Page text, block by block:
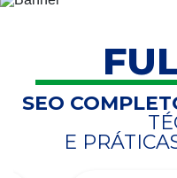
SEO
E